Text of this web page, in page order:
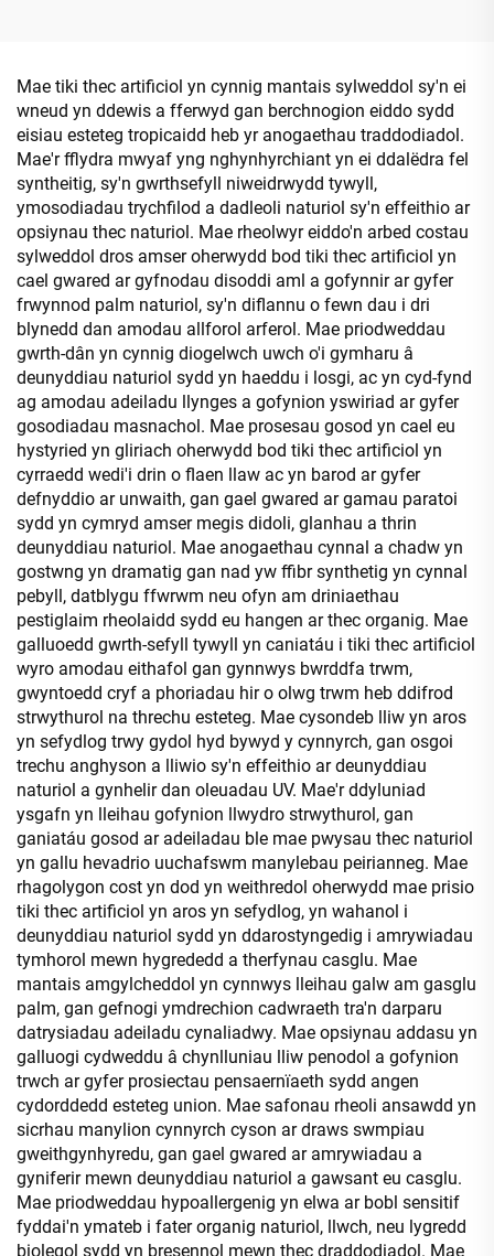
Mae tiki thec artificiol yn cynnig mantais sylweddol sy'n ei
wneud yn ddewis a fferwyd gan berchnogion eiddo sydd
eisiau esteteg tropicaidd heb yr anogaethau traddodiadol.
Mae'r fflydra mwyaf yng nghynhyrchiant yn ei ddalëdra fel
syntheitig, sy'n gwrthsefyll niweidrwydd tywyll,
ymosodiadau trychfilod a dadleoli naturiol sy'n effeithio ar
opsiynau thec naturiol. Mae rheolwyr eiddo'n arbed costau
sylweddol dros amser oherwydd bod tiki thec artificiol yn
cael gwared ar gyfnodau disoddi aml a gofynnir ar gyfer
frwynnod palm naturiol, sy'n diflannu o fewn dau i dri
blynedd dan amodau allforol arferol. Mae priodweddau
gwrth-dân yn cynnig diogelwch uwch o'i gymharu â
deunyddiau naturiol sydd yn haeddu i losgi, ac yn cyd-fynd
ag amodau adeiladu llynges a gofynion yswiriad ar gyfer
gosodiadau masnachol. Mae prosesau gosod yn cael eu
hystyried yn gliriach oherwydd bod tiki thec artificiol yn
cyrraedd wedi'i drin o flaen llaw ac yn barod ar gyfer
defnyddio ar unwaith, gan gael gwared ar gamau paratoi
sydd yn cymryd amser megis didoli, glanhau a thrin
deunyddiau naturiol. Mae anogaethau cynnal a chadw yn
gostwng yn dramatig gan nad yw ffibr synthetig yn cynnal
pebyll, datblygu ffwrwm neu ofyn am driniaethau
pestiglaim rheolaidd sydd eu hangen ar thec organig. Mae
galluoedd gwrth-sefyll tywyll yn caniatáu i tiki thec artificiol
wyro amodau eithafol gan gynnwys bwrddfa trwm,
gwyntoedd cryf a phoriadau hir o olwg trwm heb ddifrod
strwythurol na threchu esteteg. Mae cysondeb lliw yn aros
yn sefydlog trwy gydol hyd bywyd y cynnyrch, gan osgoi
trechu anghyson a lliwio sy'n effeithio ar deunyddiau
naturiol a gynhelir dan oleuadau UV. Mae'r ddyluniad
ysgafn yn lleihau gofynion llwydro strwythurol, gan
ganiatáu gosod ar adeiladau ble mae pwysau thec naturiol
yn gallu hevadrio uuchafswm manylebau peirianneg. Mae
rhagolygon cost yn dod yn weithredol oherwydd mae prisio
tiki thec artificiol yn aros yn sefydlog, yn wahanol i
deunyddiau naturiol sydd yn ddarostyngedig i amrywiadau
tymhorol mewn hygrededd a therfynau casglu. Mae
mantais amgylcheddol yn cynnwys lleihau galw am gasglu
palm, gan gefnogi ymdrechion cadwraeth tra'n darparu
datrysiadau adeiladu cynaliadwy. Mae opsiynau addasu yn
galluogi cydweddu â chynlluniau lliw penodol a gofynion
trwch ar gyfer prosiectau pensaernïaeth sydd angen
cydorddedd esteteg union. Mae safonau rheoli ansawdd yn
sicrhau manylion cynnyrch cyson ar draws swmpiau
gweithgynhyredu, gan gael gwared ar amrywiadau a
gyniferir mewn deunyddiau naturiol a gawsant eu casglu.
Mae priodweddau hypoallergenig yn elwa ar bobl sensitif
fyddai'n ymateb i fater organig naturiol, llwch, neu lygredd
biolegol sydd yn bresennol mewn thec draddodiadol. Mae